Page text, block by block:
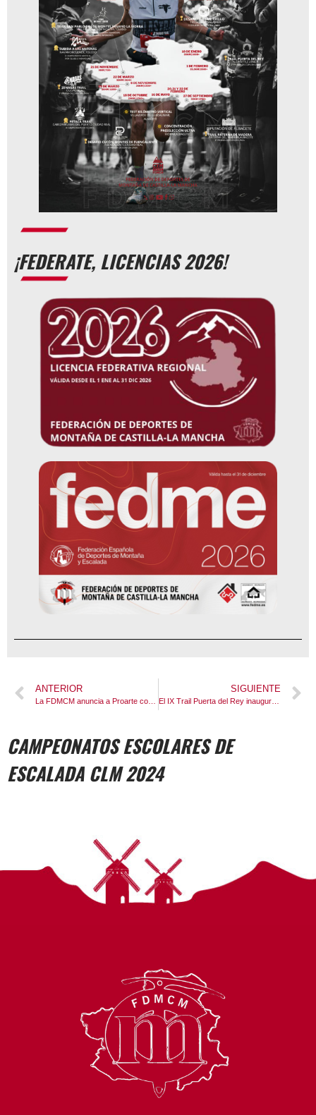
¡FEDERATE, LICENCIAS 2026!
ANTERIOR SIGUIENTE
El IX Trail Puerta del Rey inaugura el Calendario FDMCM 2026 y el Circuito de Senderismo en su edición más multitudinaria: más de 400 inscritos
CAMPEONATOS ESCOLARES DE
ESCALADA CLM 2024